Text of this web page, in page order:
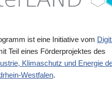
ist eine Initiative vom
Teil eines Förderprojektes des
Klimaschutz und Energie
Westfalen.